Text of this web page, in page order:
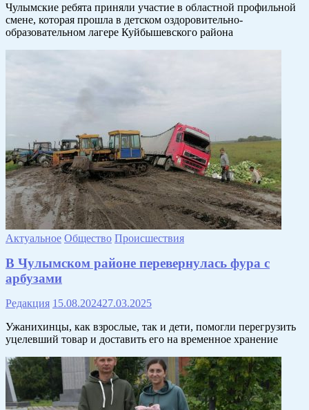
Чулымские ребята приняли участие в областной профильной
смене, которая прошла в детском оздоровительно-
образовательном лагере Куйбышевского района
Актуальное Общество Происшествия
В Чулымском районе перевернулась фура с
арбузами
Редакция 15.08.202427.03.2025
Ужанихинцы, как взрослые, так и дети, помогли перегрузить
уцелевший товар и доставить его на временное хранение